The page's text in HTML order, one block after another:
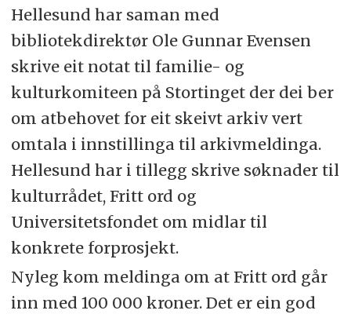
Hellesund har saman med
bibliotekdirektør Ole Gunnar Evensen
skrive eit notat til familie- og
kulturkomiteen på Stortinget der dei ber
om atbehovet for eit skeivt arkiv vert
omtala i innstillinga til arkivmeldinga.
Hellesund har i tillegg skrive søknader til
kulturrådet, Fritt ord og
Universitetsfondet om midlar til
konkrete forprosjekt.
Nyleg kom meldinga om at Fritt ord går
inn med 100 000 kroner. Det er ein god